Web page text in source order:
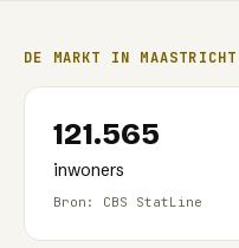
DE MARKT IN MAASTRICHT
121.565
inwoners
Bron: CBS StatLine